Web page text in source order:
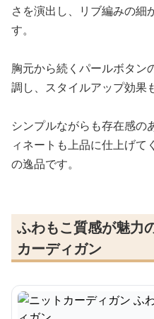
さを演出し、リブ編みの細
す。
胸元から続くパールボタン
調し、スタイルアップ効果
シンプルながらも存在感の
ィネートも上品に仕上げて
の逸品です。
ふわもこ質感が魅力
カーディガン